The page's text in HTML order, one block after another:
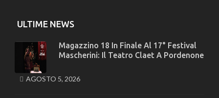
ULTIME NEWS
Magazzino 18 In Finale Al 17° Festival
Mascherini: Il Teatro Claet A Pordenone
AGOSTO 5, 2026